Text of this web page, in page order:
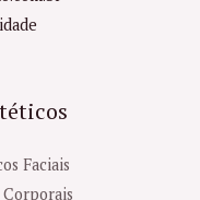
Faciais